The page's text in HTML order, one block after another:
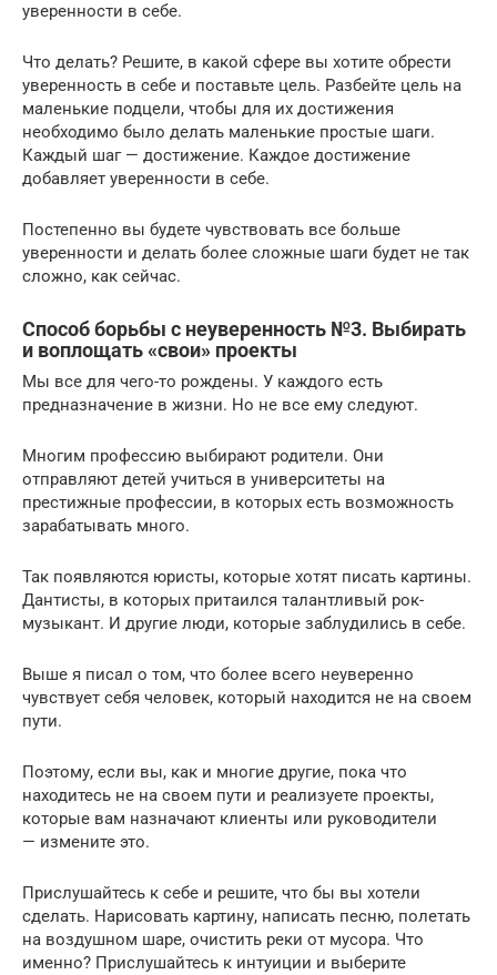
уверенности в себе.
Что делать? Решите, в какой сфере вы хотите обрести
уверенность в себе и поставьте цель. Разбейте цель на
маленькие подцели, чтобы для их достижения
необходимо было делать маленькие простые шаги.
Каждый шаг — достижение. Каждое достижение
добавляет уверенности в себе.
Постепенно вы будете чувствовать все больше
уверенности и делать более сложные шаги будет не так
сложно, как сейчас.
Способ борьбы с неуверенность №3. Выбирать
и воплощать «свои» проекты
Мы все для чего-то рождены. У каждого есть
предназначение в жизни. Но не все ему следуют.
Многим профессию выбирают родители. Они
отправляют детей учиться в университеты на
престижные профессии, в которых есть возможность
зарабатывать много.
Так появляются юристы, которые хотят писать картины.
Дантисты, в которых притаился талантливый рок-
музыкант. И другие люди, которые заблудились в себе.
Выше я писал о том, что более всего неуверенно
чувствует себя человек, который находится не на своем
пути.
Поэтому, если вы, как и многие другие, пока что
находитесь не на своем пути и реализуете проекты,
которые вам назначают клиенты или руководители
— измените это.
Прислушайтесь к себе и решите, что бы вы хотели
сделать. Нарисовать картину, написать песню, полетать
на воздушном шаре, очистить реки от мусора. Что
именно? Прислушайтесь к интуиции и выберите